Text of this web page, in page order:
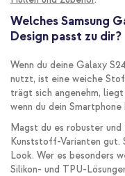
Welches Samsung
Design passt zu dir?
Wenn du deine Galaxy
nutzt, ist eine weiche
trägt sich angenehm,
wenn du dein
Magst du es robuster
Kunststoff-Varianten gut.
Look. Wer es besonders
Silikon- und TPU-